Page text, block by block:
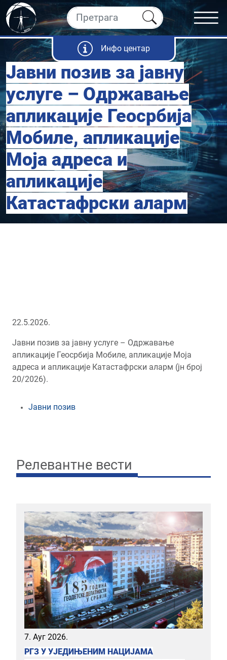
Инфо центар
Јавни позив за јавну
услуге – Одржавање
апликације Геосрбија
Мобиле, апликације
Моја адреса и
апликације
Катастафрски аларм
22.5.2026.
Јавни позив за јавну услуге – Одржавање
апликације Геосрбија Мобиле, апликације Моја
адреса и апликације Катастафрски аларм (јн број
20/2026).
Јавни позив
Релевантне вести
7. Ауг 2026.
РГЗ У УЈЕДИЊЕНИМ НАЦИЈАМА